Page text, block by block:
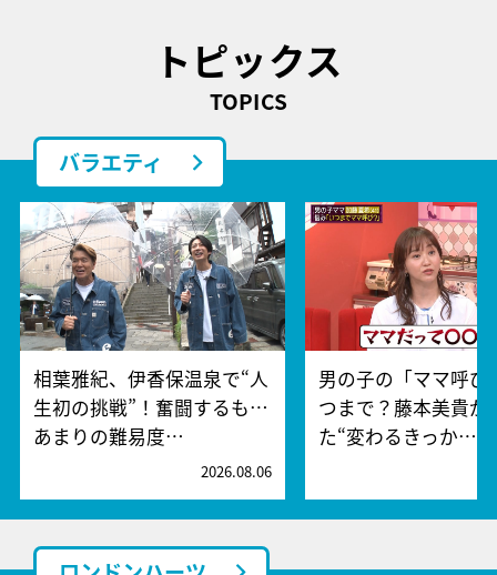
トピックス
TOPICS
バラエティ
相葉雅紀、伊香保温泉で“人
生初の挑戦”！奮闘するも…
あまりの難易度…
2026.08.06
男の子の「ママ呼び
つまで？藤本美貴が
た“変わるきっか…